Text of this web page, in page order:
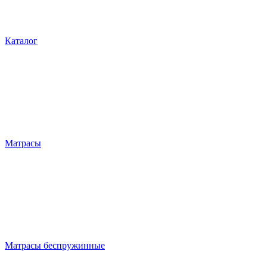
Каталог
Матрасы
Матрасы беспружинные